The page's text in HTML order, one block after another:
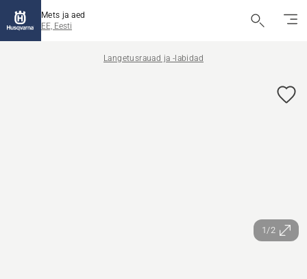
Mets ja aed
EE, Eesti
Langetusrauad ja -labidad
1/2